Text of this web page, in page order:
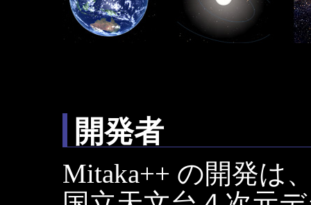
開発者
Mitaka++ の開発は